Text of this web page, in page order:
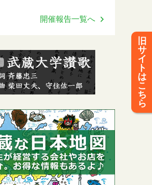
開催報告一覧へ
旧
サ
イ
ト
は
こ
ち
ら